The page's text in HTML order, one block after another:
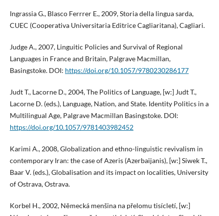
Ingrassia G., Blasco Ferrrer E., 2009, Storia della lingua sarda,
CUEC (Cooperativa Universitaria Editrice Cagliaritana), Cagliari.
Judge A., 2007, Linguitic Policies and Survival of Regional
Languages in France and Britain, Palgrave Macmillan,
Basingstoke. DOI: https://doi.org/10.1057/9780230286177
Judt T., Lacorne D., 2004, The Politics of Language, [w:] Judt T.,
Lacorne D. (eds.), Language, Nation, and State. Identity Politics in a
Multilingual Age, Palgrave Macmillan Basingstoke. DOI:
https://doi.org/10.1057/9781403982452
Karimi A., 2008, Globalization and ethno-linguistic revivalism in
contemporary Iran: the case of Azeris (Azerbaijanis), [w:] Siwek T.,
Baar V. (eds.), Globalisation and its impact on localities, University
of Ostrava, Ostrava.
Korbel H., 2002, Německá menšina na přelomu tisícletí, [w:]